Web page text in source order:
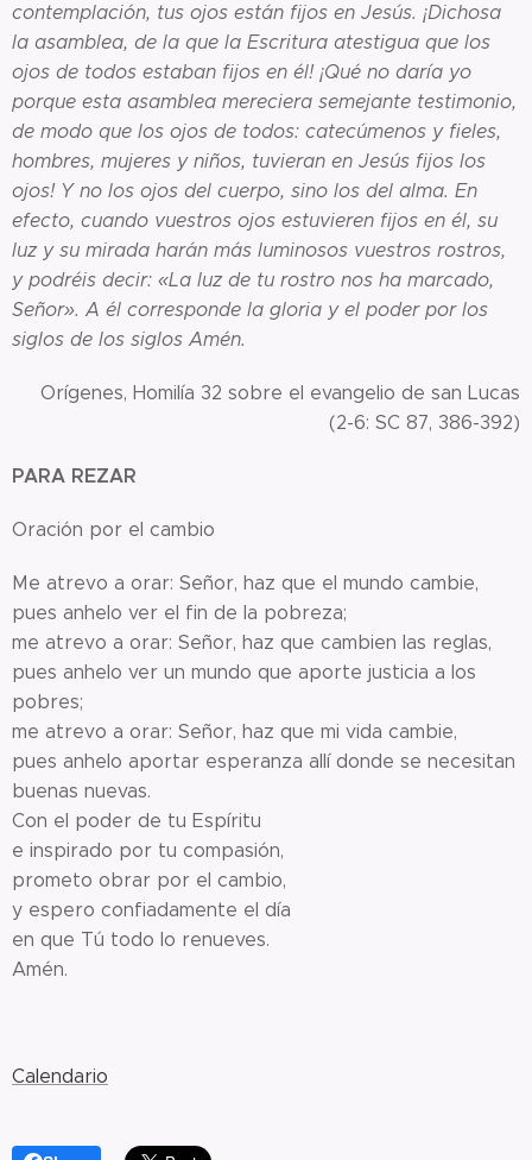
contemplación, tus ojos están fijos en Jesús. ¡Dichosa
la asamblea, de la que la Escritura atestigua que los
ojos de todos estaban fijos en él! ¡Qué no daría yo
porque esta asamblea mereciera semejante testimonio,
de modo que los ojos de todos: catecúmenos y fieles,
hombres, mujeres y niños, tuvieran en Jesús fijos los
ojos! Y no los ojos del cuerpo, sino los del alma. En
efecto, cuando vuestros ojos estuvieren fijos en él, su
luz y su mirada harán más luminosos vuestros rostros,
y podréis decir: «La luz de tu rostro nos ha marcado,
Señor». A él corresponde la gloria y el poder por los
siglos de los siglos Amén.
Orígenes, Homilía 32 sobre el evangelio de san Lucas
(2-6: SC 87, 386-392)
PARA REZAR
Oración por el cambio
Me atrevo a orar: Señor, haz que el mundo cambie,
pues anhelo ver el fin de la pobreza;
me atrevo a orar: Señor, haz que cambien las reglas,
pues anhelo ver un mundo que aporte justicia a los
pobres;
me atrevo a orar: Señor, haz que mi vida cambie,
pues anhelo aportar esperanza allí donde se necesitan
buenas nuevas.
Con el poder de tu Espíritu
e inspirado por tu compasión,
prometo obrar por el cambio,
y espero confiadamente el día
en que Tú todo lo renueves.
Amén.
Calendario